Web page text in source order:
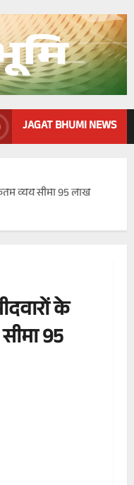
JAGAT BHUMI NEWS
व्यय सीमा 95 लाख
के
95